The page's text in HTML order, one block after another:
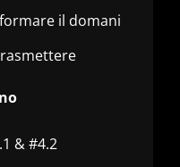
il domani
& #4.2